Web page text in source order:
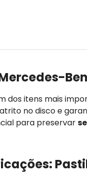
dos itens mais
no disco e
para preservar